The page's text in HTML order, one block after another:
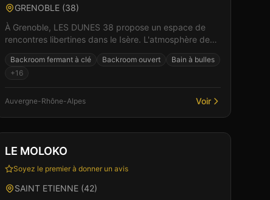
GRENOBLE(38)
À Grenoble, LES DUNES 38 propose un espace de
rencontres libertines dans le Isère. L'atmosphère de
des m...
Backroom fermant à clé Backroom ouvert
Bain à bulles
+16
Auvergne-Rhône-Alpes Voir
Club Sauna +6
LE MOLOKO
Soyez le premier à donner un avis
SAINT ETIENNE(42)